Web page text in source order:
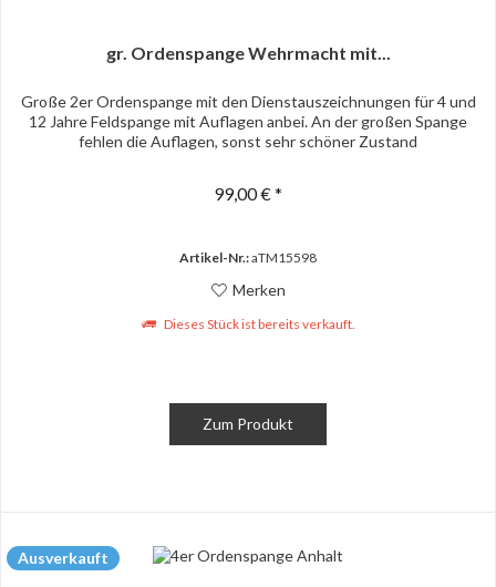
gr. Ordenspange Wehrmacht mit...
Große 2er Ordenspange mit den Dienstauszeichnungen für 4 und
12 Jahre Feldspange mit Auflagen anbei. An der großen Spange
fehlen die Auflagen, sonst sehr schöner Zustand
99,00 € *
Artikel-Nr.:aTM15598
Merken
Dieses Stück ist bereits verkauft.
Zum Produkt
Ausverkauft